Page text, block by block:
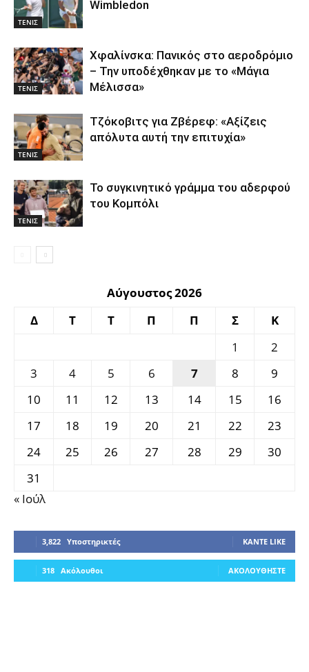
ΤΕΝΙΣ
Wimbledon
ΤΕΝΙΣ
Χφαλίνσκα: Πανικός στο αεροδρόμιο
– Την υποδέχθηκαν με το «Μάγια
Μέλισσα»
ΤΕΝΙΣ
Τζόκοβιτς για Ζβέρεφ: «Αξίζεις
απόλυτα αυτή την επιτυχία»
ΤΕΝΙΣ
Το συγκινητικό γράμμα του αδερφού
του Κομπόλι
Αύγουστος 2026
Δ
Τ Τ Π Π Σ
Κ
1
2
3
4 5 6 7 8
9
10
11 12 13 14 15
16
17
18 19 20 21 22
23
24
25 26 27 28 29
30
31
« Ιούλ
3,822 Υποστηρικτές ΚΆΝΤΕ LIKE
318 Ακόλουθοι ΑΚΟΛΟΥΘΉΣΤΕ